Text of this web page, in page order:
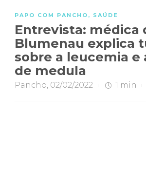
PAPO COM PANCHO , SAÚDE
Entrevista: médica
Blumenau explica
sobre a leucemia e
de medula
Pancho, 02/02/2022 1 min